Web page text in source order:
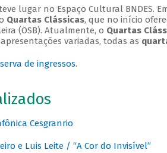
lugar no Espaço Cultural BNDES.
Quartas Clássicas, que no início
(OSB). Atualmente, o Quartas
variadas, todas as
de ingressos.
Cesgranrio
e Luis Leite / “A Cor do Invisível”